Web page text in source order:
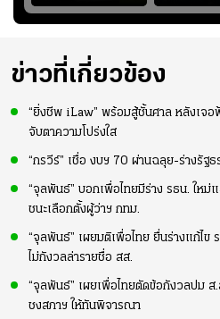
ว่าการเปิดโอกาสให้
แข้งดาวรุ่งลงสนาม
อย่างต่อเนื่
พยายามลง
ความมั่นใจ
ข่าวที่เกี่ยวข้อง
“ยิ่งชีพ iLaw” พร้อมสู้ชั้นศาล หลังเจ
จับตาความโปร่งใส
“กรวีร์” เชื่อ งบฯ 70 ผ่านฉลุย-ร่างรัฐ
“จุลพันธ์” บอกเพื่อไทยมีร่าง รธน. ใหม่
ชนะเลือกตั้งผู้ว่าฯ กทม.
“จุลพันธ์” เผยมติเพื่อไทย ยื่นร่างแก้ไข
ไม่กังวลล่ารายชื่อ สส.
“จุลพันธ์” เผยเพื่อไทยตัดข้อกังวลปม
ชงสภาฯ ให้ทันพิจารณา